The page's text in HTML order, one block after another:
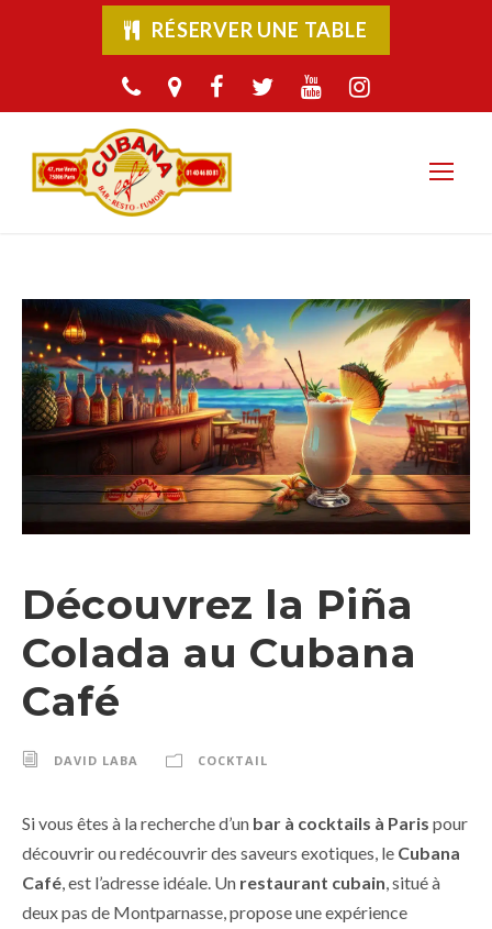
RÉSERVER UNE TABLE
Découvrez la Piña
Colada au Cubana
Café
DAVID LABA COCKTAIL
Si vous êtes à la recherche d’un bar à cocktails à Paris pour
découvrir ou redécouvrir des saveurs exotiques, le Cubana
Café , est l’adresse idéale. Un restaurant cubain , situé à
deux pas de Montparnasse, propose une expérience